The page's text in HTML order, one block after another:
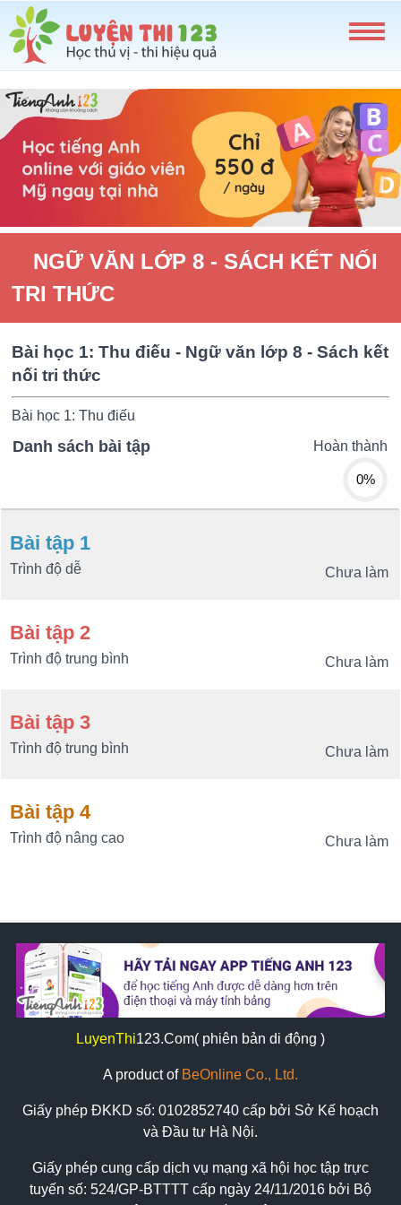
NGỮ VĂN LỚP 8 - SÁCH KẾT NỐI
TRI THỨC
Bài học 1: Thu điếu - Ngữ văn lớp 8 - Sách kết
nối tri thức
Bài học 1: Thu điếu
Danh sách bài tập Hoàn thành
0%
Bài tập 1
Chưa làm
Trình độ dễ
Bài tập 2
Chưa làm
Trình độ trung bình
Bài tập 3
Chưa làm
Trình độ trung bình
Bài tập 4
Chưa làm
Trình độ nâng cao
LuyenThi123.Com( phiên bản di động )
A product of BeOnline Co., Ltd.
Giấy phép ĐKKD số: 0102852740 cấp bởi Sở Kế hoạch
và Đầu tư Hà Nội.
Giấy phép cung cấp dịch vụ mạng xã hội học tập trực
tuyến số: 524/GP-BTTTT cấp ngày 24/11/2016 bởi Bộ